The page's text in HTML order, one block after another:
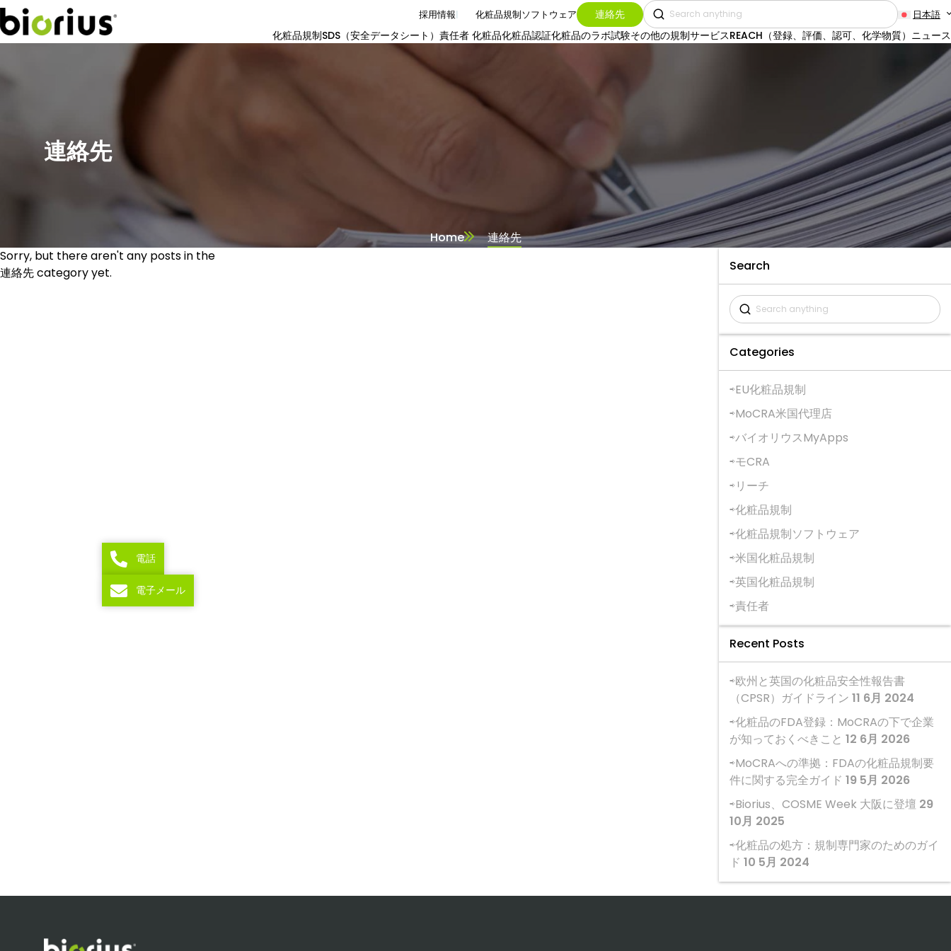
採用情報 化粧品規制ソフトウェア 連絡先 日本語
化粧品規制SDS（安全データシート） 責任者 化粧品化粧品認証化粧品のラボ試験その他の規制サービスREACH（登録、評価、認可、化学物質） ニュース
連絡先
Home
連絡先
Sorry, but there aren't any posts in the
連絡先 category yet.
Search
Categories
EU化粧品規制
MoCRA米国代理店
バイオリウスMyApps
モCRA
リーチ
化粧品規制
化粧品規制ソフトウェア
米国化粧品規制
英国化粧品規制
責任者
Recent Posts
欧州と英国の化粧品安全性報告書
（CPSR）ガイドライン 11 6月 2024
化粧品のFDA登録：MoCRAの下で企業
が知っておくべきこと 12 6月 2026
MoCRAへの準拠：FDAの化粧品規制要
件に関する完全ガイド 19 5月 2026
Biorius、COSME Week 大阪に登壇 29
10月 2025
化粧品の処方：規制専門家のためのガイ
ド 10 5月 2024
電話
電子メール